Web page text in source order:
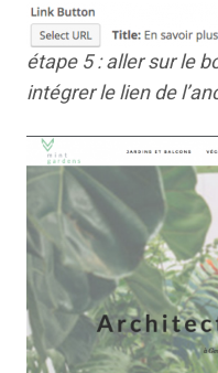
étape 5 : aller sur le
intégrer le lien de